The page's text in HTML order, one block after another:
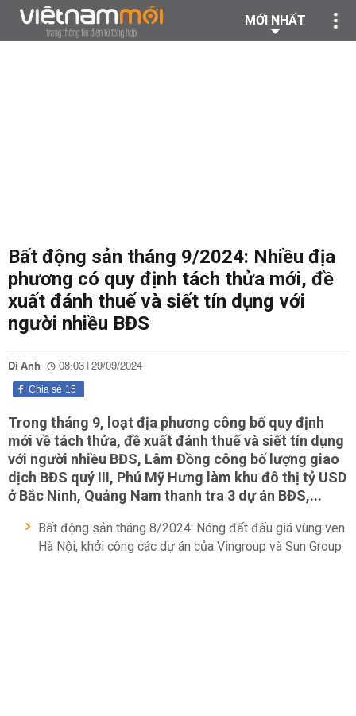
MỚI NHẤT
Bất động sản tháng 9/2024: Nhiều địa
phương có quy định tách thửa mới, đề
xuất đánh thuế và siết tín dụng với
người nhiều BĐS
Di Anh 08:03 | 29/09/2024
15
Chia sẻ
Trong tháng 9, loạt địa phương công bố quy định
mới về tách thửa, đề xuất đánh thuế và siết tín dụng
với người nhiều BĐS, Lâm Đồng công bố lượng giao
dịch BĐS quý III, Phú Mỹ Hưng làm khu đô thị tỷ USD
ở Bắc Ninh, Quảng Nam thanh tra 3 dự án BĐS,...
Bất động sản tháng 8/2024: Nóng đất đấu giá vùng ven
Hà Nội, khởi công các dự án của Vingroup và Sun Group